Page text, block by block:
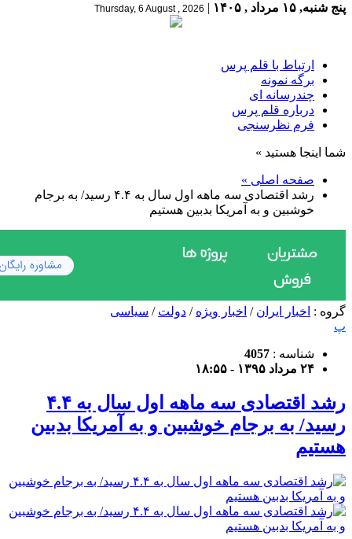
پنج شنبه, ۱۵ مرداد , ۱۴۰۵ |
Thursday, 6 August , 2026
ارتباط با قلم پرس
برگه نمونه
چندرسانه ای
درباره قلم پرس
فرم نظرسنجی
شما اینجا هستید »
صفحه اصلی »
رشد اقتصادی سه ماهه اول سال به ۴.۴ رسید/ به برجام
خوشبین و به آمریکا بدبین هستیم
گروه : اخبار ایران / اخبار ویژه / دولت / سیاسی
پ
شناسه : 4057
۲۴ مرداد ۱۳۹۵ - ۱۸:۵۵
رشد اقتصادی سه ماهه اول سال به ۴.۴
رسید/ به برجام خوشبین و به آمریکا بدبین
هستیم